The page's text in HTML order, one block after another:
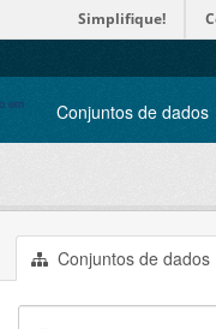
Simplifique!
Conjuntos de dados
Conjuntos de dados